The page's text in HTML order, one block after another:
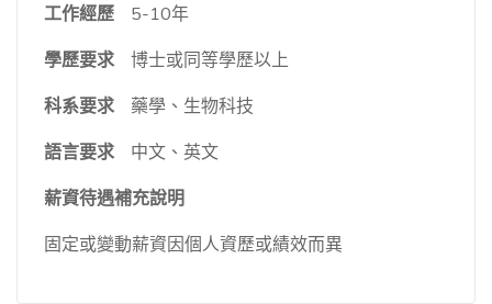
工作經歷
5-10年
學歷要求
博士或同等學歷以上
科系要求
藥學、生物科技
語言要求
中文、英文
薪資待遇補充說明
固定或變動薪資因個人資歷或績效而異